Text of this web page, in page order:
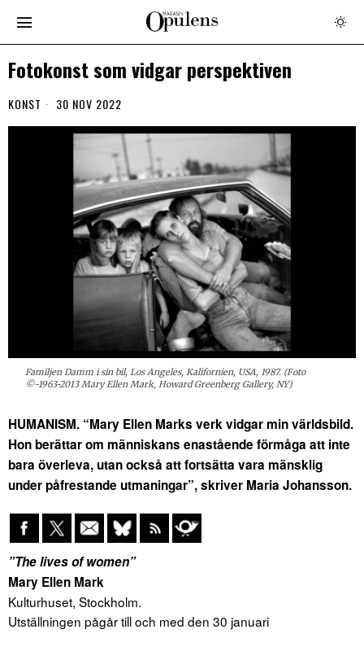
Fotokonst som vidgar perspektiven
KONST 30 NOV 2022
Familjen Damm i sin bil, Los Angeles, Kalifornien, USA, 1987. (Foto
©-1963-2013 Mary Ellen Mark, Howard Greenberg Gallery, NY)
HUMANISM. “Mary Ellen Marks verk vidgar min världsbild.
Hon berättar om människans enastående förmåga att inte
bara överleva, utan också att fortsätta vara mänsklig
under påfrestande utmaningar”, skriver Maria Johansson.
”The lives of women”
Mary Ellen Mark
Kulturhuset, Stockholm.
Utställningen pågår till och med den 30 januari